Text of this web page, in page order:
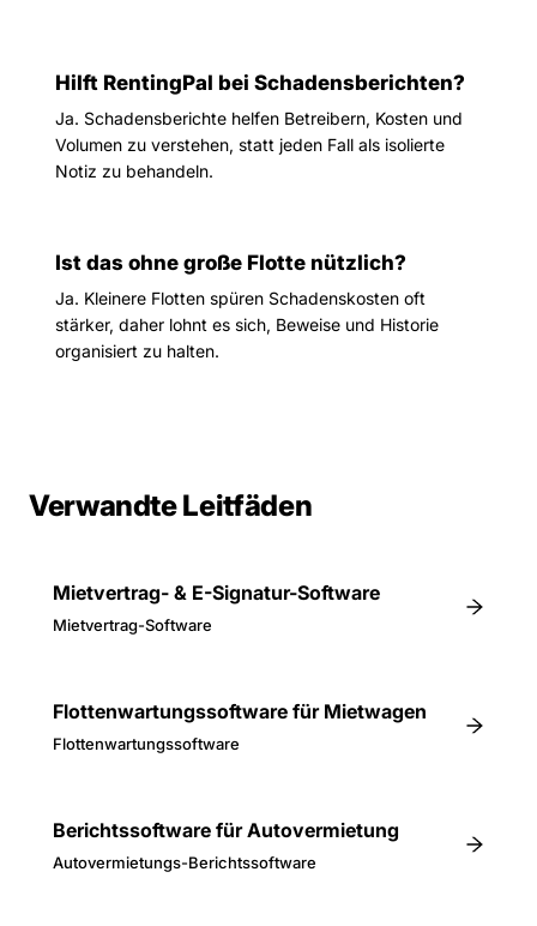
Hilft RentingPal bei Schadensberichten?
Ja. Schadensberichte helfen Betreibern, Kosten und
Volumen zu verstehen, statt jeden Fall als isolierte
Notiz zu behandeln.
Ist das ohne große Flotte nützlich?
Ja. Kleinere Flotten spüren Schadenskosten oft
stärker, daher lohnt es sich, Beweise und Historie
organisiert zu halten.
Verwandte Leitfäden
Mietvertrag- & E-Signatur-Software
Mietvertrag-Software
Flottenwartungssoftware für Mietwagen
Flottenwartungssoftware
Berichtssoftware für Autovermietung
Autovermietungs-Berichtssoftware